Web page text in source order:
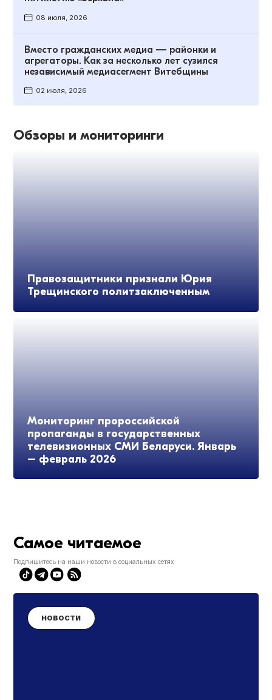
08 июля, 2026
Вместо гражданских медиа — районки и
агрегаторы. Как за несколько лет сузился
независимый медиасегмент Витебщины
02 июля, 2026
Обзоры и мониторинги
Правозащитники признали Юрия
Трещинского политзаключенным
Мониторинг пророссийской
пропаганды в государственных
телевизионных СМИ Беларуси. Январь
– февраль 2026
Самое читаемое
Подпишитесь на наши новости в социальных сетях
НОВОСТИ